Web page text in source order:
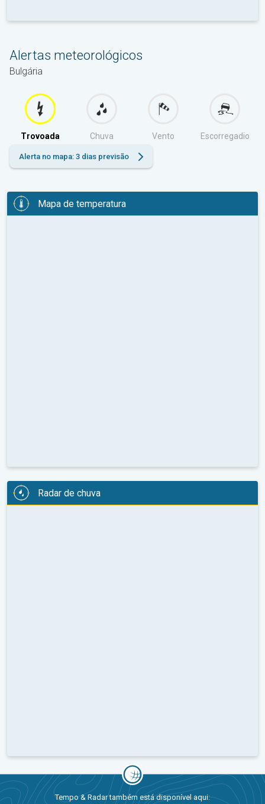
Alertas meteorológicos
Bulgária
Trovoada Chuva Vento Escorregadio
Alerta no mapa: 3 dias previsão
Mapa de temperatura
Radar de chuva
Tempo & Radar também está disponível aqui: